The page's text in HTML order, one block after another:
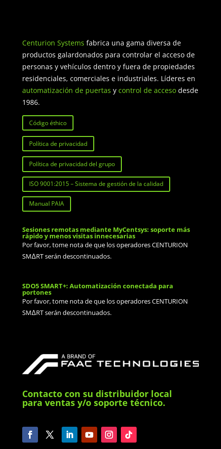
Centurion Systems fabrica una gama diversa de
productos galardonados para controlar el acceso de
personas y vehículos dentro y fuera de propiedades
residenciales, comerciales e industriales. Líderes en
automatización de puertas y control de accesodesde
1986.
Código éthico
Política de privacidad
Política de privacidad del grupo
ISO 9001:2015 – Sistema de gestión de la calidad
Manual PAIA
Sesiones remotas mediante MyCentsys: soporte más
rápido y menos visitas innecesarias
Por favor, tome nota de que los operadores CENTURION
SMΔRT serán descontinuados.
SDO5 SMART+: Automatización conectada para
portones
Por favor, tome nota de que los operadores CENTURION
SMΔRT serán descontinuados.
Contacto con su distribuidor local
para ventas y/o soporte técnico.